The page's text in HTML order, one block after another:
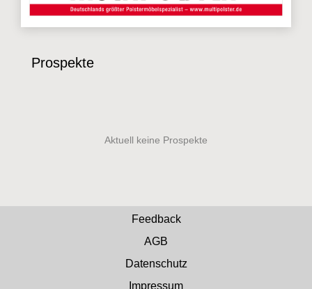
Prospekte
Feedback
AGB
Datenschutz
Impressum